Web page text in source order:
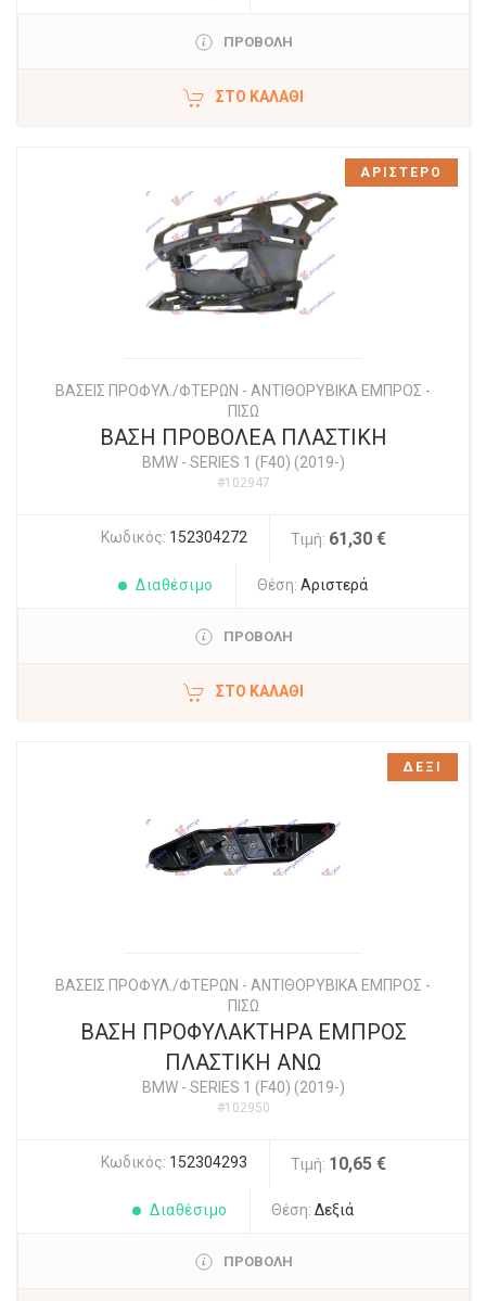
ΠΡΟΒΟΛΗ
ΣΤΟ ΚΑΛΆΘΙ
ΒΑΣΕΙΣ ΠΡΟΦΥΛ./ΦΤΕΡΩΝ - ΑΝΤΙΘΟΡΥΒΙΚΑ ΕΜΠΡΟΣ -
ΠΙΣΩ
ΒΑΣΗ ΠΡΟΒΟΛΕΑ ΠΛΑΣΤΙΚΗ
BMW- SERIES 1 (F40) (2019-)
#102947
Κωδικός: 152304272 Τιμή: 61,30 €
Διαθέσιμο Θέση: Αριστερά
ΠΡΟΒΟΛΗ
ΣΤΟ ΚΑΛΆΘΙ
ΑΡΙΣΤΕΡΟ
ΒΑΣΕΙΣ ΠΡΟΦΥΛ./ΦΤΕΡΩΝ - ΑΝΤΙΘΟΡΥΒΙΚΑ ΕΜΠΡΟΣ -
ΠΙΣΩ
ΒΑΣΗ ΠΡΟΦΥΛΑΚΤΗΡΑ ΕΜΠΡΟΣ
ΠΛΑΣΤΙΚΗ ΑΝΩ
BMW- SERIES 1 (F40) (2019-)
#102950
Κωδικός: 152304293 Τιμή: 10,65 €
Διαθέσιμο Θέση: Δεξιά
ΠΡΟΒΟΛΗ
ΔΕΞΙ